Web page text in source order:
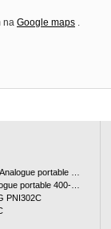
na Google maps .
DX485 display UHF 4W DMR2/Analogue portable 400-470 MHz
PNI302C